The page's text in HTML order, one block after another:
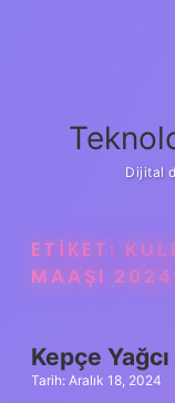
Dijital
ETIKET:
MAAŞI 2024
Kepçe
Tarih: Aralık 18, 2024